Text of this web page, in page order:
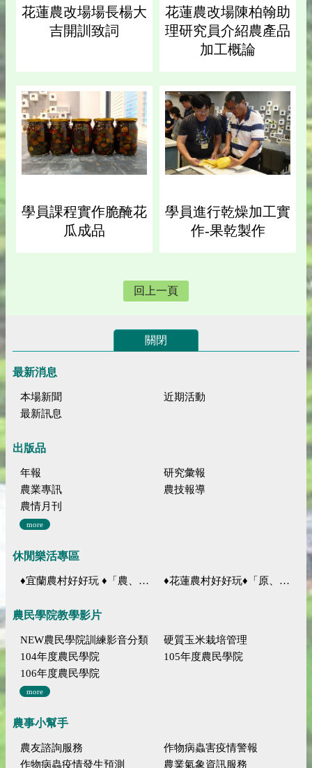
花蓮農改場場長楊大
吉開訓致詞
花蓮農改場陳柏翰助
理研究員介紹農產品
加工概論
學員課程實作脆醃花
瓜成品
學員進行乾燥加工實
作-果乾製作
回上一頁
關閉
最新消息
本場新聞
近期活動
最新訊息
出版品
年報
研究彙報
農業專訊
農技報導
農情月刊
more
休閒樂活專區
♦宜蘭農村好好玩 ♦「農、藝、山、水」四條遊程推薦 ♦花蓮農村好好玩♦「原、生、慢、活」四條遊程推薦
農民學院教學影片
NEW農民學院訓練影音分類
硬質玉米栽培管理
104年度農民學院
105年度農民學院
106年度農民學院
more
農事小幫手
農友諮詢服務
作物病蟲害疫情警報
作物病蟲疫情發生預測
農業氣象資訊服務